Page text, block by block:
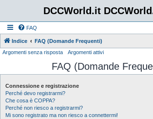
DCCWorld.it
FAQ
Indice FAQ (Domande Frequenti)
Argomenti senza risposta Argomenti attivi
FAQ (Domande
Connessione e registrazione
Perché devo registrarmi?
Che cosa è COPPA?
Perché non riesco a registrarmi?
Mi sono registrato ma non riesco a connettermi!